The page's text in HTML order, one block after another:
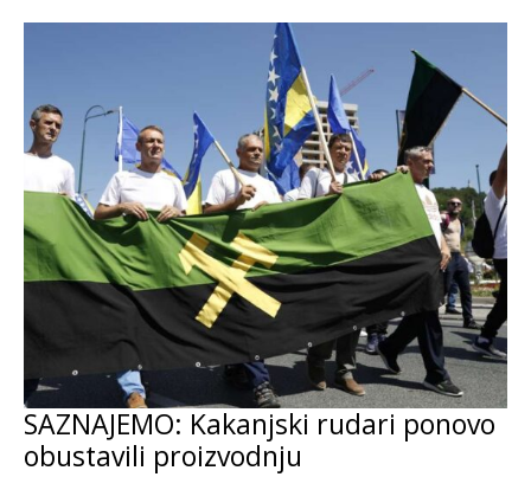
SAZNAJEMO: Kakanjski rudari ponovo
obustavili proizvodnju